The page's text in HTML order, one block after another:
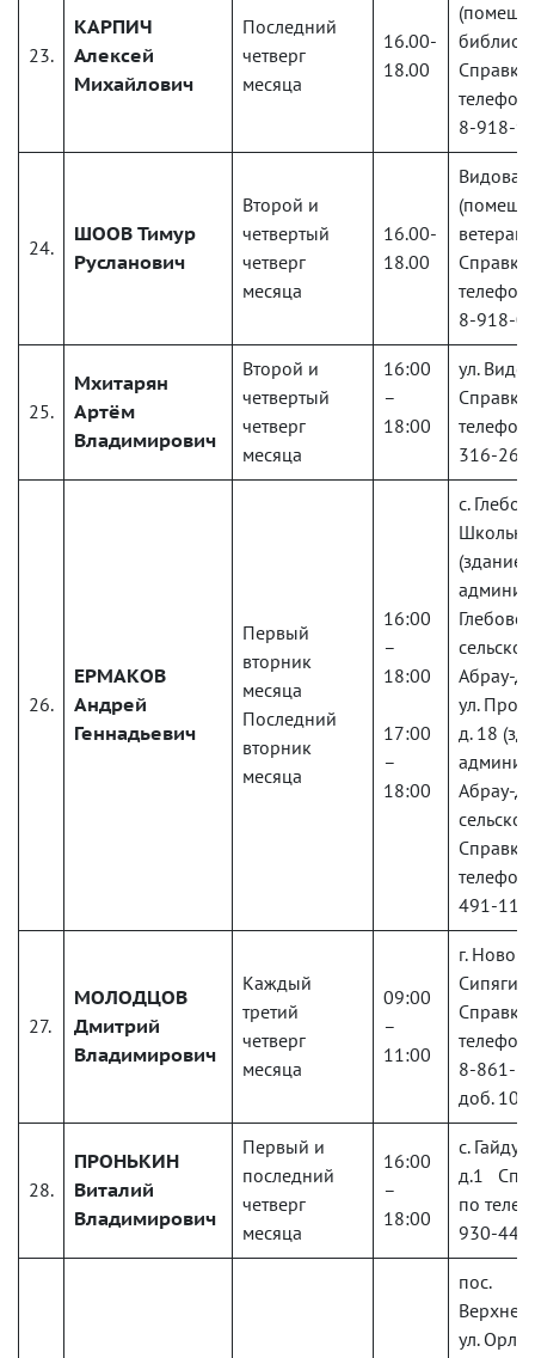
23.
КАРПИЧ
Алексей
Михайлович
Последний
четверг
месяца
16.00-
18.00
Справки
8-918-
24.
ШООВ Тимур
Русланович
Второй и
четвертый
четверг
месяца
16.00-
18.00
Видова,
Справки
8-918-
25.
Мхитарян
Артём
Владимирович
Второй и
четвертый
четверг
месяца
16:00
–
18:00
ул.
Справки
316-26-
26.
ЕРМАКОВ
Андрей
Геннадьевич
Первый
вторник
месяца
Последний
вторник
месяца
16:00
–
18:00
17:00
–
18:00
с.
(здание
Абрау-
ул.
д. 18
Абрау-
Справки
491-11-
27.
МОЛОДЦОВ
Дмитрий
Владимирович
Каждый
третий
четверг
месяца
09:00
–
11:00
г.
Справки
8-861-
доб. 103
28.
ПРОНЬКИН
Виталий
Владимирович
Первый и
последний
четверг
месяца
16:00
–
18:00
с.
д.1
по
930-44-
пос.
ул.